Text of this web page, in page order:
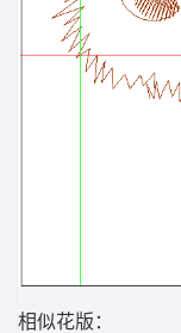
相似花版：